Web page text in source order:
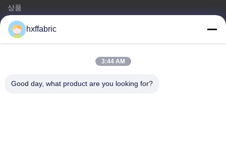
상품
문의하기
SBR 네오프렌 직물
hxffabric
3:44 AM
Good day, what product are you looking for?